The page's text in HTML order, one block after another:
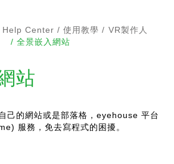
Help Center 使用教學
VR製作人
全景嵌入網站
站
己的網站或是部落格，eyehouse 平台
服務，免去寫程式的困擾。